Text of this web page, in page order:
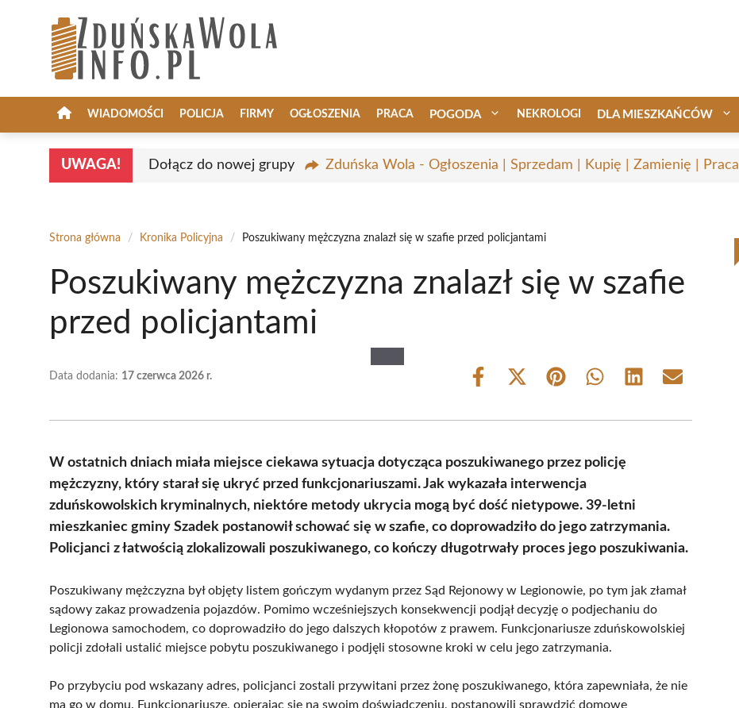
WIADOMOŚCI POLICJA FIRMY OGŁOSZENIA PRACA POGODA NEKROLOGI DLA MIESZKAŃCÓW
UWAGA! Dołącz do nowej grupy Zduńska Wola - Ogłoszenia | Sprzedam | Kupię | Zamienię | Praca
Strona główna / Kronika Policyjna / Poszukiwany mężczyzna znalazł się w szafie przed policjantami
Poszukiwany mężczyzna znalazł się w szafie
przed policjantami
Data dodania: 17 czerwca 2026 r.
Share
Share
(Twitter)
Share Share Share Share
W ostatnich dniach miała miejsce ciekawa sytuacja dotycząca poszukiwanego przez policję
mężczyzny, który starał się ukryć przed funkcjonariuszami. Jak wykazała interwencja
zduńskowolskich kryminalnych, niektóre metody ukrycia mogą być dość nietypowe. 39-letni
mieszkaniec gminy Szadek postanowił schować się w szafie, co doprowadziło do jego zatrzymania.
Policjanci z łatwością zlokalizowali poszukiwanego, co kończy długotrwały proces jego poszukiwania.
Poszukiwany mężczyzna był objęty listem gończym wydanym przez Sąd Rejonowy w Legionowie, po tym jak złamał
sądowy zakaz prowadzenia pojazdów. Pomimo wcześniejszych konsekwencji podjął decyzję o podjechaniu do
Legionowa samochodem, co doprowadziło do jego dalszych kłopotów z prawem. Funkcjonariusze zduńskowolskiej
policji zdołali ustalić miejsce pobytu poszukiwanego i podjęli stosowne kroki w celu jego zatrzymania.
Po przybyciu pod wskazany adres, policjanci zostali przywitani przez żonę poszukiwanego, która zapewniała, że nie
ma go w domu. Funkcjonariusze, opierając się na swoim doświadczeniu, postanowili sprawdzić domowe